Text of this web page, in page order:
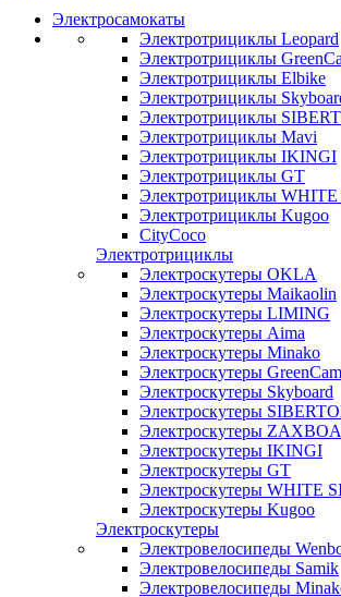
Электросамокаты
Электротрициклы Leopard
Электротрициклы
Электротрициклы Elbike
Электротрициклы
Электротрициклы
Электротрициклы Mavi
Электротрициклы IKINGI
Электротрициклы GT
Электротрициклы
Электротрициклы Kugoo
CityCoco
Электротрициклы
Электроскутеры OKLA
Электроскутеры Maikaolin
Электроскутеры LIMING
Электроскутеры Aima
Электроскутеры Minako
Электроскутеры
Электроскутеры Skyboard
Электроскутеры
Электроскутеры
Электроскутеры IKINGI
Электроскутеры GT
Электроскутеры WHITE
Электроскутеры Kugoo
Электроскутеры
Электровелосипеды
Электровелосипеды Samik
Электровелосипеды